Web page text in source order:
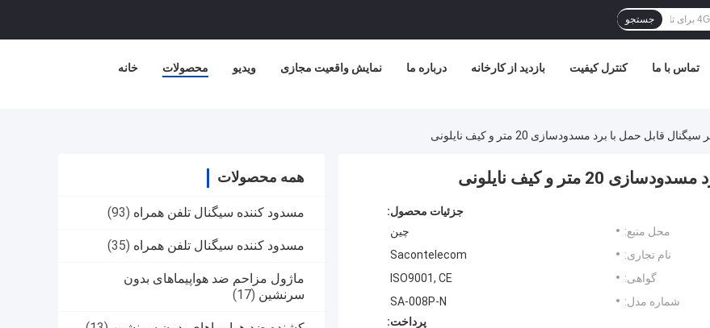
جستجو
خانه محصولات ویدیو نمایش واقعیت مجازی درباره ما بازدید از کارخانه کنترل کیفیت تماس با ما
همه محصولات
مسدود کننده سیگنال تلفن همراه (93)
مسدود کننده سیگنال تلفن همراه (35)
ماژول مزاحم ضد هواپیماهای بدون
سرنشین (17)
جزئیات محصول:
محل منبع:
چین
نام تجاری:
Sacontelecom
گواهی:
ISO9001, CE
شماره مدل:
SA-008P-N
پرداخت: